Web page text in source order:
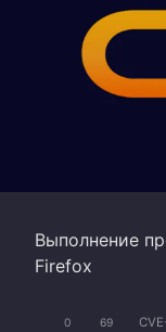
Выполнение
Firefox
0 69